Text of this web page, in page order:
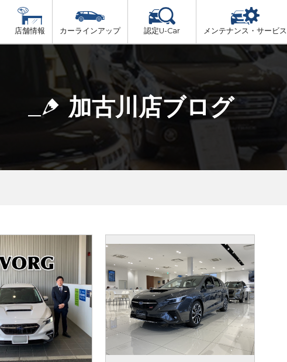
店舗情報
覧 但馬
播磨
阪神方面
カーラインアップ 認定U-Car メンテナンス・サービス
ス 車検（法定24か月点検）
法定 12ヶ月 点検
6ヶ月ごとの セーフティ チェック
車検 3ヶ月前 無料診断
加古川店ブログ